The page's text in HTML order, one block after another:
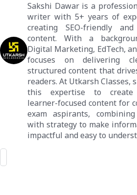
Sakshi Dawar is a
writer with 5+ years of
creating SEO-friendly and
content. With a
Digital Marketing, EdTech,
focuses on delivering
structured content that
readers. At Utkarsh Classes,
this expertise to create
learner-focused content for
exam aspirants,
with strategy to make
impactful and easy to